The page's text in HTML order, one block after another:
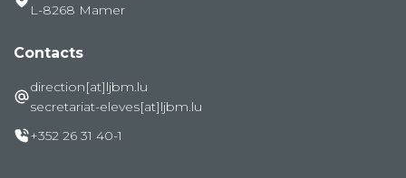
L-8268 Mamer
Contacts
direction[at]ljbm.lu
secretariat-eleves[at]ljbm.lu
+352 26 31 40-1